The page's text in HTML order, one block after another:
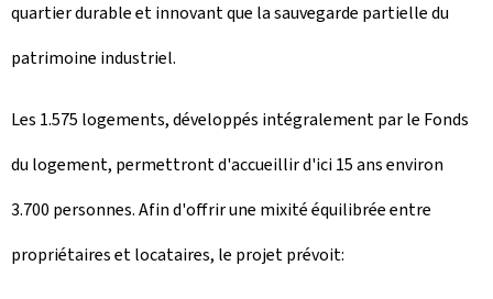
quartier durable et innovant que la sauvegarde partielle du
patrimoine industriel.
Les 1.575 logements, développés intégralement par le Fonds
du logement, permettront d'accueillir d'ici 15 ans environ
3.700 personnes. Afin d'offrir une mixité équilibrée entre
propriétaires et locataires, le projet prévoit: